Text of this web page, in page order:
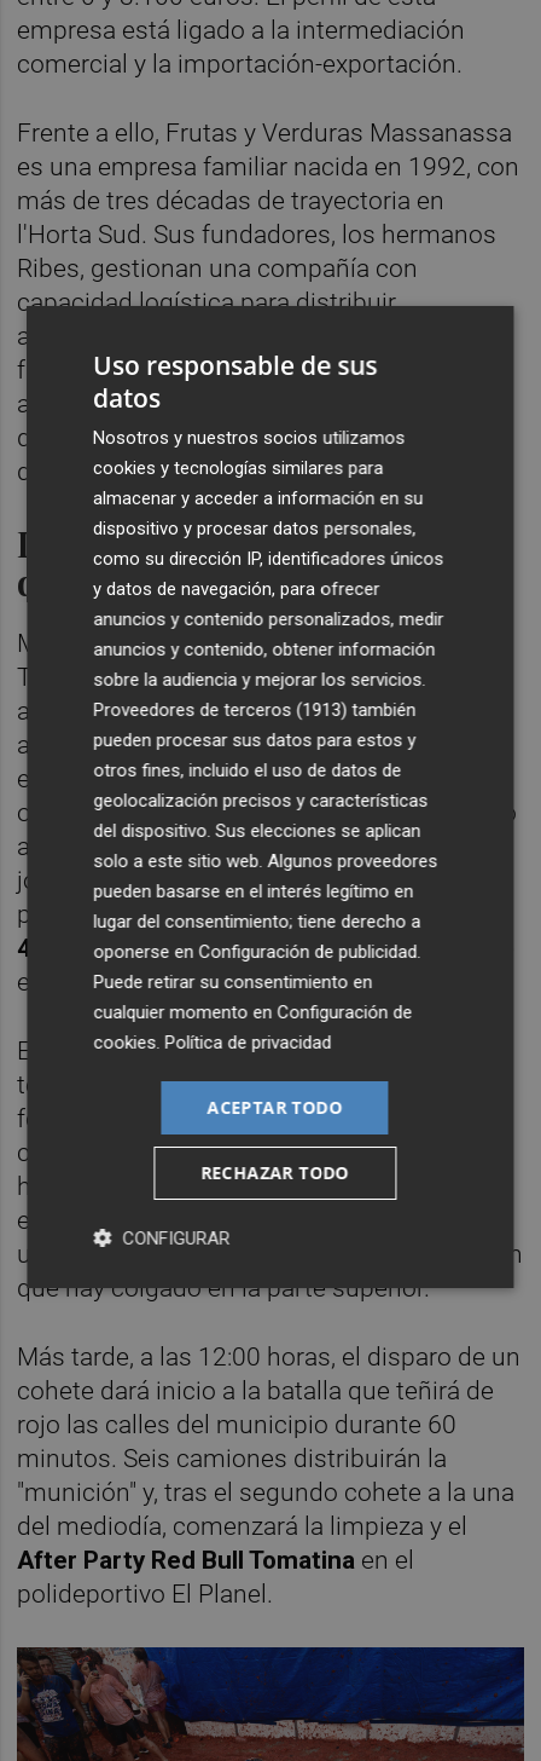
empresa está ligado a la intermediación
comercial y la importación-exportación.
Frente a ello, Frutas y Verduras Massanassa
es una empresa familiar nacida en 1992, con
más de tres décadas de trayectoria en
l'Horta Sud. Sus fundadores, los hermanos
Ribes, gestionan una compañía con
capacidad logística para distribuir
anualmente más de 30 millones de kilos de
frutas y hortalizas a nivel nacional. En 2024,
aportaron tomates de cultivo valenciano, lo
que supuso un hito simbólico en la historia
de La Tomatina.
La "Tomaterapia" como lema
de 2025
Más allá de las cifras, la 78ª edición de La
Tomatina se celebrará el miércoles 27 de
agostobajo el lema "Tomaterapia", en alusión
al carácter catártico de la cita tras los
estragos de la Dana del pasado 29 de
octubre en la provincia, que también alcanzó
al municipio que acoge esta cita: Buñol. La
jornada contará con un aforo de 22.000
participantes, aunque se espera que
45.000 personasvisiten la localidad durante
ese día.
En total, se lanzarán 120.000 kilos de
tomates de la variedad pera, cultivados de
forma expresa para no ser aptos para el
consumo. La fiesta arrancará a las 11:00
horas con el
tradicional "Palo Jabón"
especie de cucaña que consiste en subir a
un poste enjabonado para alcanzar un jamón
que hay colgado en la parte superior.
Más tarde, a las 12:00 horas, el disparo de un
cohete dará inicio a la batalla que teñirá de
rojo las calles del municipio durante 60
minutos. Seis camiones distribuirán la
"munición" y, tras el segundo cohete a la una
del mediodía, comenzará la limpieza y el
After Party Red Bull Tomatina en el
polideportivo El Planel.
Uso responsable de sus
datos
Nosotros y nuestros socios utilizamos
cookies y tecnologías similares para
almacenar y acceder a información en su
dispositivo y procesar datos personales,
como su dirección IP, identificadores únicos
y datos de navegación, para ofrecer
anuncios y contenido personalizados, medir
anuncios y contenido, obtener información
sobre la audiencia y mejorar los servicios.
Proveedores de terceros (1913) también
pueden procesar sus datos para estos y
otros fines, incluido el uso de datos de
geolocalización precisos y características
del dispositivo. Sus elecciones se aplican
solo a este sitio web. Algunos proveedores
pueden basarse en el interés legítimo en
lugar del consentimiento; tiene derecho a
oponerse enConfiguración de publicidad
Puede retirar su consentimiento en
cualquier momento enConfiguración de
cookies .Política de privacidad
ACEPTAR TODO
RECHAZAR TODO
CONFIGURAR